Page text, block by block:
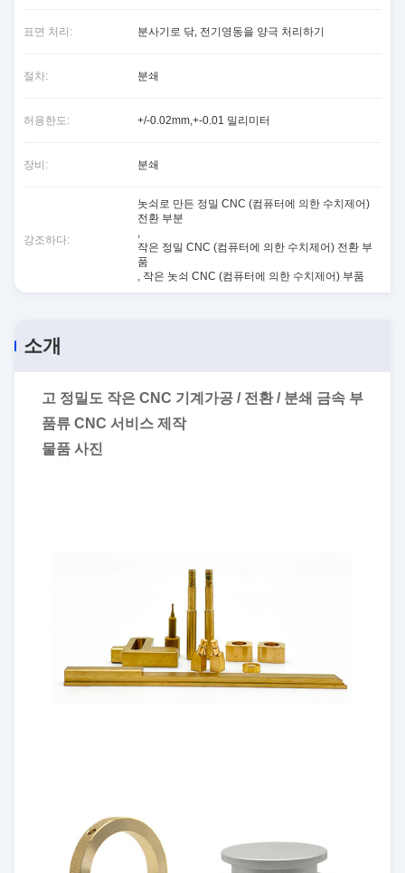
표면 처리: 분사기로 닦, 전기영동을 양극 처리하기
절차: 분쇄
허용한도: +/-0.02mm,+-0.01 밀리미터
장비: 분쇄
강조하다:
놋쇠로 만든 정밀 CNC (컴퓨터에 의한 수치제어)
전환 부분
,
작은 정밀 CNC (컴퓨터에 의한 수치제어) 전환 부
품
, 작은 놋쇠 CNC (컴퓨터에 의한 수치제어) 부품
소개
고 정밀도 작은 CNC 기계가공 / 전환 / 분쇄 금속 부
품류 CNC 서비스 제작
물품 사진